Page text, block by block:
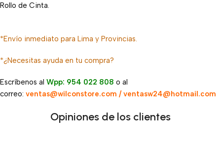
Rollo de Cinta.
*Envío inmediato para Lima y Provincias.
*¿Necesitas ayuda en tu compra?
Escríbenos al Wpp: 954 022 808 o al
correo: ventas@wilconstore.com / ventasw24@hotmail.com
Opiniones de los clientes